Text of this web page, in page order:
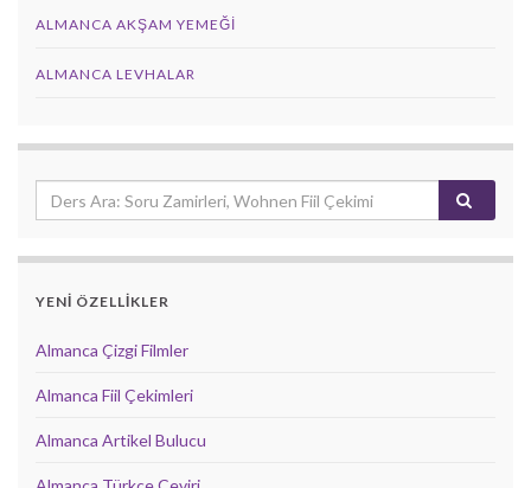
ALMANCA AKŞAM YEMEĞI
ALMANCA LEVHALAR
YENİ ÖZELLİKLER
Almanca Çizgi Filmler
Almanca Fiil Çekimleri
Almanca Artikel Bulucu